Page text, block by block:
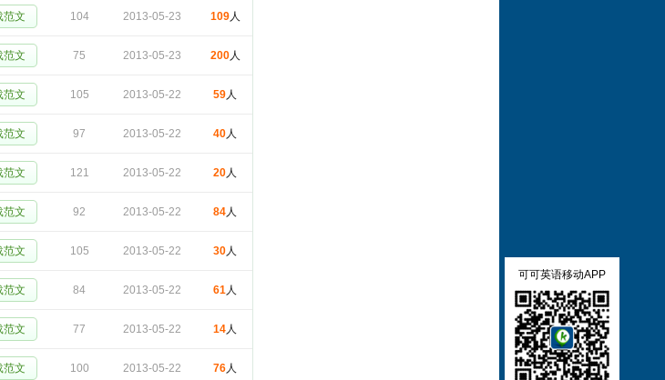
104 2013-05-23 109人
75 2013-05-23 200人
105 2013-05-22 59人
97 2013-05-22 40人
121 2013-05-22 20人
92 2013-05-22 84人
105 2013-05-22 30人
84 2013-05-22 61人
77 2013-05-22 14人
100 2013-05-22 76人
可可英语移动APP